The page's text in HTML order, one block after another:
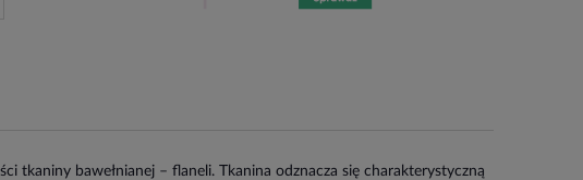
tkaniny bawełnianej – flaneli. Tkanina odznacza się charakterystyczną